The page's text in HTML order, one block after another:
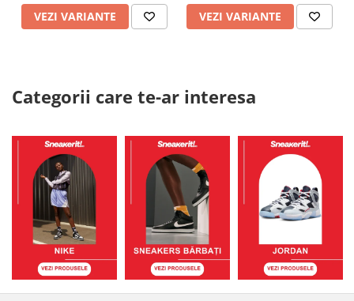
VEZI VARIANTE VEZI VARIANTE
Categorii care te-ar interesa